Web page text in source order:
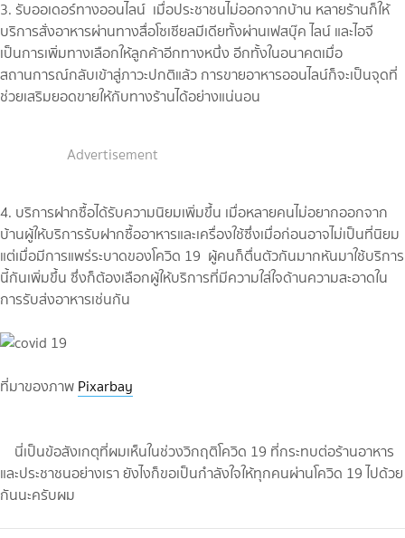
3. รับออเดอร์ทางออนไลน์ เมื่อประชาชนไม่ออกจากบ้าน หลายร้านก็ให้
บริการสั่งอาหารผ่านทางสื่อโซเซียลมีเดียทั้งผ่านเฟสบุ๊ค ไลน์ และไอจี
เป็นการเพิ่มทางเลือกให้ลูกค้าอีกทางหนึ่ง อีกทั้งในอนาคตเมื่อ
สถานการณ์กลับเข้าสู่ภาวะปกติแล้ว การขายอาหารออนไลน์ก็จะเป็นจุดที่
ช่วยเสริมยอดขายให้กับทางร้านได้อย่างแน่นอน
Advertisement
4. บริการฝากซื้อได้รับความนิยมเพิ่มขึ้น เมื่อหลายคนไม่อยากออกจาก
บ้านผู้ให้บริการรับฝากซื้ออาหารและเครื่องใช้ซึ่งเมื่อก่อนอาจไม่เป็นที่นิยม
แต่เมื่อมีการแพร่ระบาดของโควิด 19 ผู้คนก็ตื่นตัวกันมากหันมาใช้บริการ
นี้กันเพิ่มขึ้น ซึ่งก็ต้องเลือกผู้ให้บริการที่มีความใส่ใจด้านความสะอาดใน
การรับส่งอาหารเช่นกัน
ที่มาของภาพ Pixarbay
นี่เป็นข้อสังเกตุที่ผมเห็นในช่วงวิกฤติโควิด 19 ที่กระทบต่อร้านอาหาร
และประชาชนอย่างเรา ยังไงก็ขอเป็นกำลังใจให้ทุกคนผ่านโควิด 19 ไปด้วย
กันนะครับผม